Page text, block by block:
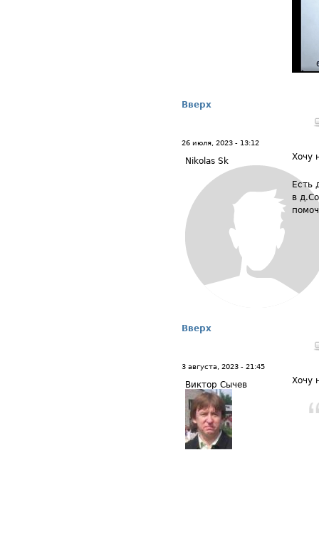
Вверх
26 июля, 2023 - 13:12
Nikolas Sk Хочу
Есть
в
Вверх
3 августа, 2023 - 21:45
Виктор Сычев Хочу